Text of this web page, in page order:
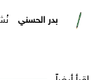
بدر الحسني نُشر: